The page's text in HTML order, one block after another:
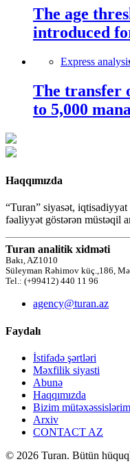
The age
introduced
Express
The transfer
to 5,000
Haqqımızda
“Turan” siyasət,
fəaliyyət göstərən müstəqil
Turan analitik xidməti
Bakı, AZ1010
Süleyman Rəhimov küç.,186,
Tel.: (+99412) 440 11 96
agency@turan.az
Faydalı
İstifadə şərtləri
Məxfilik siyasti
Abunə
Haqqımızda
Bizim
Arxiv
CONTACT AZ
© 2026 Turan. Bütün